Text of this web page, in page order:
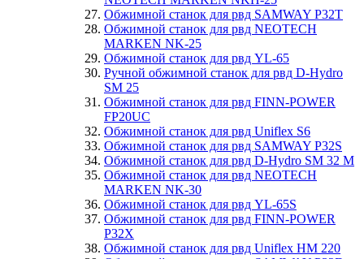
Обжимной станок для рвд SAMWAY P32T
Обжимной станок для рвд NEOTECH
MARKEN NK-25
Обжимной станок для рвд YL-65
Ручной обжимной станок для рвд D-Hydro
SM 25
Обжимной станок для рвд FINN-POWER
FP20UC
Обжимной станок для рвд Uniflex S6
Обжимной станок для рвд SAMWAY P32S
Обжимной станок для рвд D-Hydro SM 32 M
Обжимной станок для рвд NEOTECH
MARKEN NK-30
Обжимной станок для рвд YL-65S
Обжимной станок для рвд FINN-POWER
P32X
Обжимной станок для рвд Uniflex HM 220